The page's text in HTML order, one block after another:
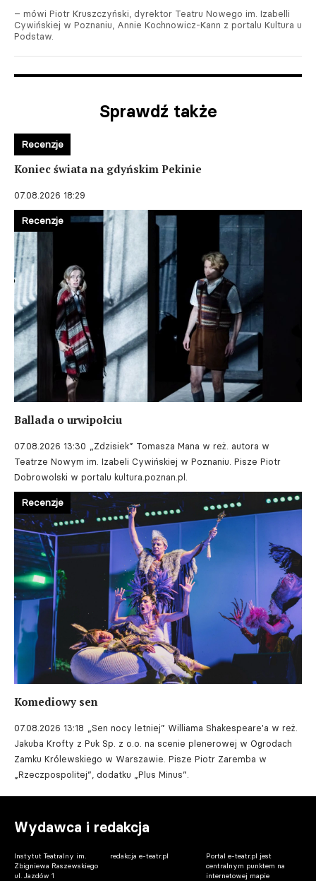
– mówi Piotr Kruszczyński, dyrektor Teatru Nowego im. Izabelli
Cywińskiej w Poznaniu, Annie Kochnowicz-Kann z portalu Kultura u
Podstaw.
Sprawdź także
Koniec świata na gdyńskim Pekinie
07.08.2026 18:29
Recenzje
Ballada o urwipołciu
07.08.2026 13:30 „Zdzisiek” Tomasza Mana w reż. autora w
Teatrze Nowym im. Izabeli Cywińskiej w Poznaniu. Pisze Piotr
Dobrowolski w portalu kultura.poznan.pl.
Recenzje
Komediowy sen
07.08.2026 13:18 „Sen nocy letniej” Williama Shakespeare'a w reż.
Jakuba Krofty z Puk Sp. z o.o. na scenie plenerowej w Ogrodach
Zamku Królewskiego w Warszawie. Pisze Piotr Zaremba w
„Rzeczpospolitej”, dodatku „Plus Minus”.
Recenzje
Wydawca i redakcja
Instytut Teatralny im.
Zbigniewa Raszewskiego
ul. Jazdów 1
redakcja e-teatr.pl
Portal e-teatr.pl jest
centralnym punktem na
internetowej mapie